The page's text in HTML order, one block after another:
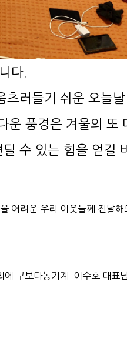
다.
츠러들기 쉬운 오늘날
운 풍경은 겨울의 또
수 있는 힘을 얻길
어려운 우리 이웃들께 전달해